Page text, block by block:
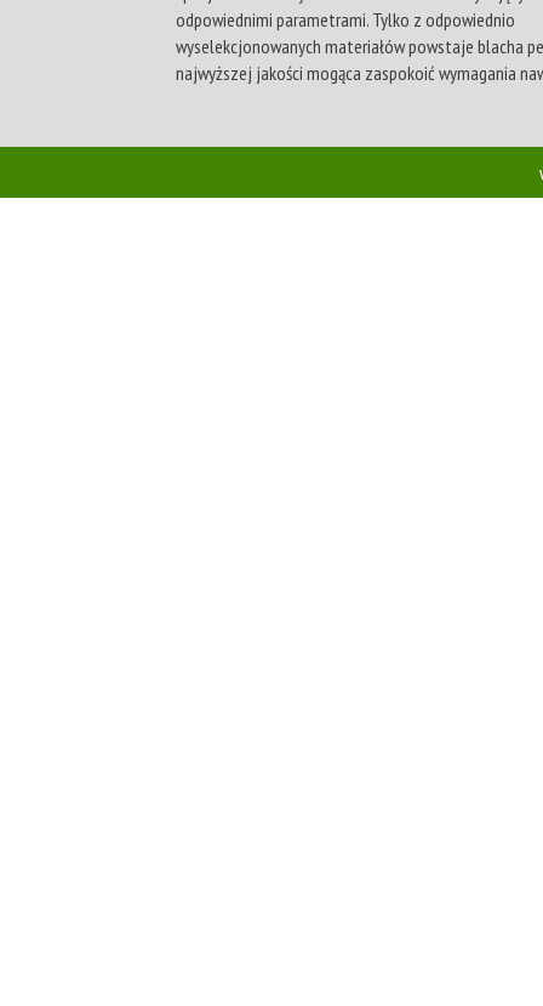
odpowiednimi parametrami. Tylko z odpowiednio
wyselekcjonowanych materiałów powstaje blacha
najwyższej jakości mogąca zaspokoić wymagania